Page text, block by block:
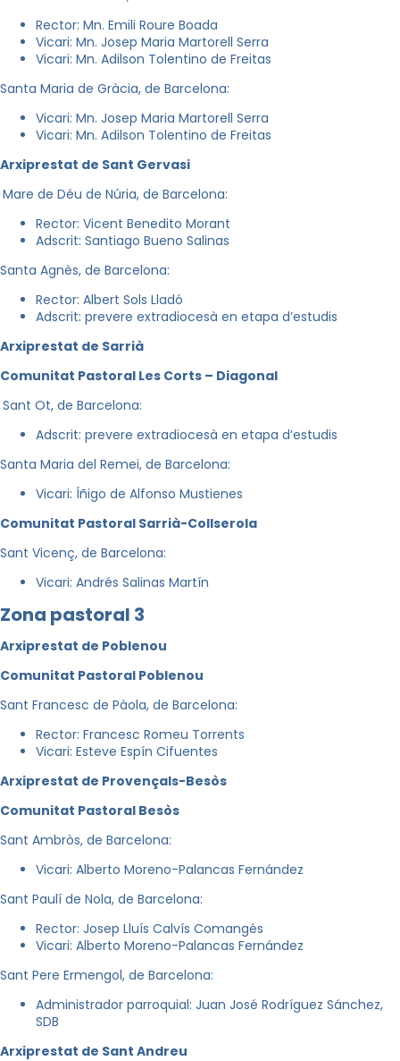
Rector: Mn. Emili Roure Boada
Vicari: Mn. Josep Maria Martorell Serra
Vicari: Mn. Adilson Tolentino de Freitas
Santa Maria de Gràcia, de Barcelona:
Vicari: Mn. Josep Maria Martorell Serra
Vicari: Mn. Adilson Tolentino de Freitas
Arxiprestat de Sant Gervasi
Mare de Déu de Núria, de Barcelona:
Rector: Vicent Benedito Morant
Adscrit: Santiago Bueno Salinas
Santa Agnès, de Barcelona:
Rector: Albert Sols Lladó
Adscrit: prevere extradiocesà en etapa d’estudis
Arxiprestat de Sarrià
Comunitat Pastoral Les Corts – Diagonal
Sant Ot, de Barcelona:
Adscrit: prevere extradiocesà en etapa d’estudis
Santa Maria del Remei, de Barcelona:
Vicari: Íñigo de Alfonso Mustienes
Comunitat Pastoral Sarrià-Collserola
Sant Vicenç, de Barcelona:
Vicari: Andrés Salinas Martín
Zona pastoral 3
Arxiprestat de Poblenou
Comunitat Pastoral Poblenou
Sant Francesc de Pàola, de Barcelona:
Rector: Francesc Romeu Torrents
Vicari: Esteve Espín Cifuentes
Arxiprestat de Provençals-Besòs
Comunitat Pastoral Besòs
Sant Ambròs, de Barcelona:
Vicari: Alberto Moreno-Palancas Fernández
Sant Paulí de Nola, de Barcelona:
Rector: Josep Lluís Calvís Comangés
Vicari: Alberto Moreno-Palancas Fernández
Sant Pere Ermengol, de Barcelona:
Administrador parroquial: Juan José Rodríguez Sánchez,
SDB
Arxiprestat de Sant Andreu